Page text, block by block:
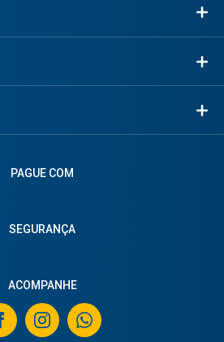
PAGUE COM
SEGURANÇA
ACOMPANHE